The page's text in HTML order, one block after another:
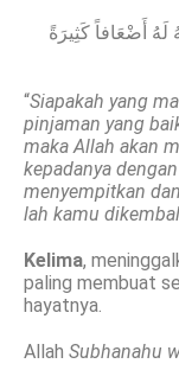
أَضْعَافاً كَثِيرَةً
“Siapakah yang
pinjaman yang
maka Allah akan
kepadanya
menyempitkan
lah kamu
Kelima,
paling membuat
hayatnya.
Allah Subhanahu